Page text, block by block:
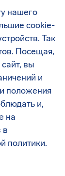
нашего
cookie-
Так
Посещая,
вы
и
положения
и,
на
в
политики.